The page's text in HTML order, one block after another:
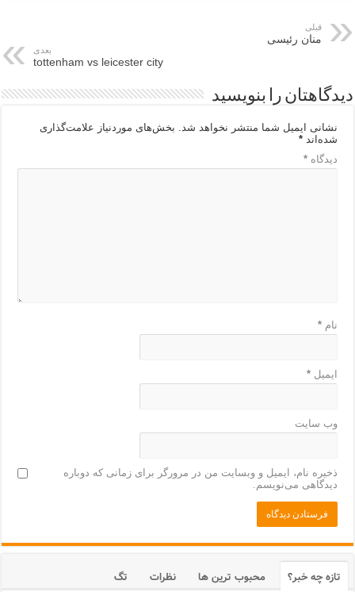
قبلی
منان رئیسی
بعدی
tottenham vs leicester city
دیدگاهتان را بنویسید
نشانی ایمیل شما منتشر نخواهد شد.
بخش‌های موردنیاز علامت‌گذاری
شده‌اند*
دیدگاه*
نام*
ایمیل*
وب‌ سایت
ذخیره نام، ایمیل و وبسایت من در مرورگر برای زمانی که دوباره
دیدگاهی می‌نویسم.
تازه چه خبر؟ محبوب ترین ها نظرات
تگ